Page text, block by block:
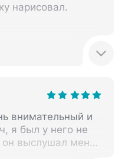
нарисовал.
внимательный и
я был у него не
выслушал меня